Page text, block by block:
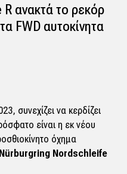
ανακτά το ρεκόρ
FWD αυτοκίνητα
συνεχίζει να κερδίζει
είναι η εκ νέου
όχημα
Nürburgring Nordschleife